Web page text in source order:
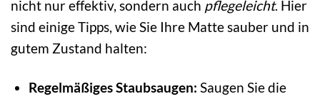
nicht nur effektiv, sondern auch pflegeleicht. Hier
sind einige Tipps, wie Sie Ihre Matte sauber und in
gutem Zustand halten:
Regelmäßiges Staubsaugen: Saugen Sie die